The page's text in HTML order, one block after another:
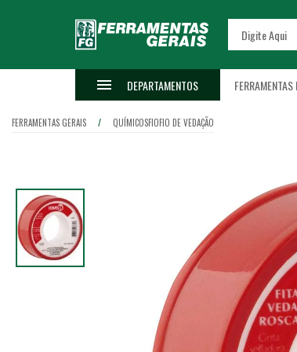
DEPARTAMENTOS
FERRAMENTAS GERAIS QUÍMICOSFIOFIO DE VEDAÇÃO